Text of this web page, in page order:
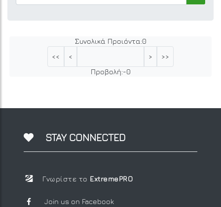
Συνολικά Προιόντα:0
<<
< >
>>
Προβολή:-0
STAY CONNECTED
Γνωρίστε το ExtremePRO
Join us on Facebook